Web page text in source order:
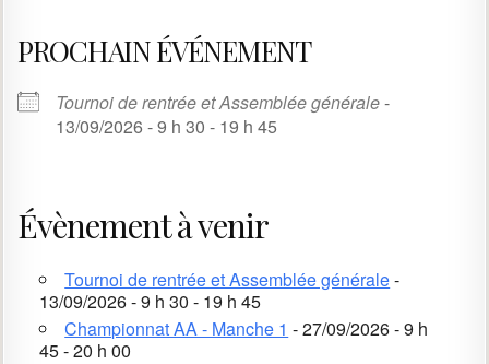
PROCHAIN ÉVÉNEMENT
Tournoi de rentrée et Assemblée générale-
13/09/2026 - 9 h 30 - 19 h 45
Évènement à venir
Tournoi de rentrée et Assemblée générale-
13/09/2026 - 9 h 30 - 19 h 45
Championnat AA - Manche 1 - 27/09/2026 - 9 h
45 - 20 h 00